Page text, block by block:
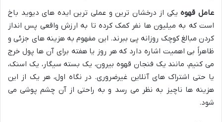
عامل قهوهیکی از درخشان ترین و عملی ترین ایده های دیوید باخ
است که به میلیون ها نفر کمک کرده تا به ارزش واقعی پس انداز
کردن مبالغ کوچک روزانه پی ببرند. این مفهوم به هزینه های جزئی و
ظاهراً بی اهمیت اشاره دارد که هر روز یا هفته برای آن ها پول خرج
می کنیم، مانند یک فنجان قهوه بیرون، یک بسته سیگار، یک اسنک،
یا حتی اشتراک های آنلاین غیرضروری. در نگاه اول، هر یک از این
هزینه ها ناچیز به نظر می رسد و به راحتی از آن چشم پوشی می
شود.